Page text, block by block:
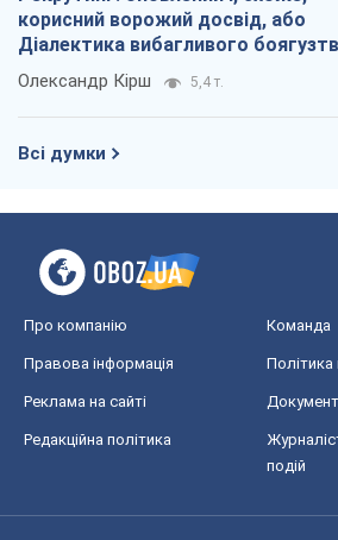
корисний ворожий досвід, або
Діалектика вибагливого
Олександр Кірш 5,4 т.
Всі думки
Про компанію Команда
Правова інформація Політика
Реклама на сайті
Редакційна політика
подій